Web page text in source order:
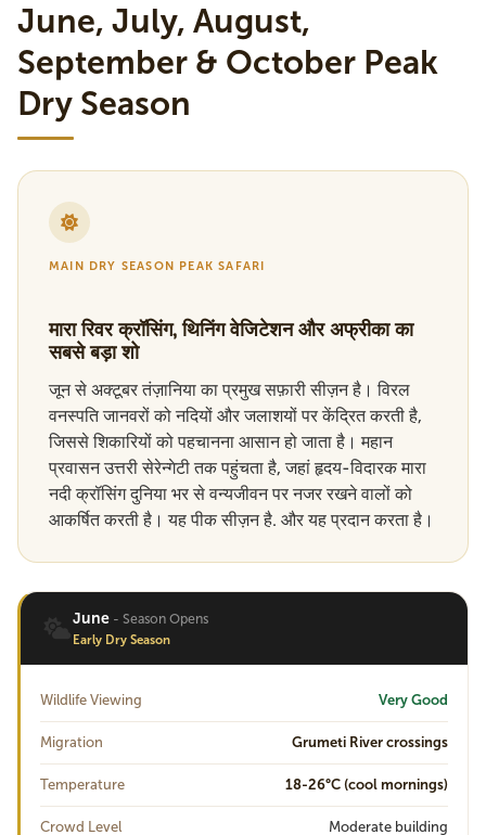
June, July, August,
September & October Peak
Dry Season
MAIN DRY SEASON PEAK SAFARI
मारा रिवर क्रॉसिंग, थिनिंग वेजिटेशन और अफ्रीका का
सबसे बड़ा शो
जून से अक्टूबर तंज़ानिया का प्रमुख सफ़ारी सीज़न है। विरल
वनस्पति जानवरों को नदियों और जलाशयों पर केंद्रित करती है,
जिससे शिकारियों को पहचानना आसान हो जाता है। महान
प्रवासन उत्तरी सेरेन्गेटी तक पहुंचता है, जहां हृदय-विदारक मारा
नदी क्रॉसिंग दुनिया भर से वन्यजीवन पर नजर रखने वालों को
आकर्षित करती है। यह पीक सीज़न है. और यह प्रदान करता है।
June - Season Opens
Early Dry Season
Wildlife Viewing Very Good
Migration Grumeti River crossings
Temperature 18-26°C (cool mornings)
Crowd Level Moderate building